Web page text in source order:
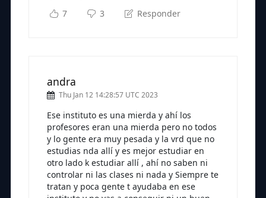
7
3 Responder
andra
Thu Jan 12 14:28:57 UTC 2023
Ese instituto es una mierda y ahí los
profesores eran una mierda pero no todos
y lo gente era muy pesada y la vrd que no
estudias nda allí y es mejor estudiar en
otro lado k estudiar allí , ahí no saben ni
controlar ni las clases ni nada y Siempre te
tratan y poca gente t ayudaba en ese